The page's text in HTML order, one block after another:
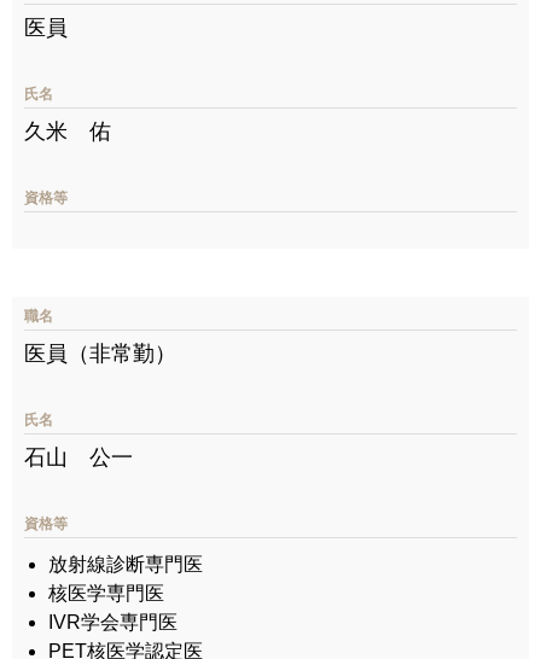
医員
氏名
久米 佑
資格等
職名
医員（非常勤）
氏名
石山 公一
資格等
放射線診断専門医
核医学専門医
IVR学会専門医
PET核医学認定医